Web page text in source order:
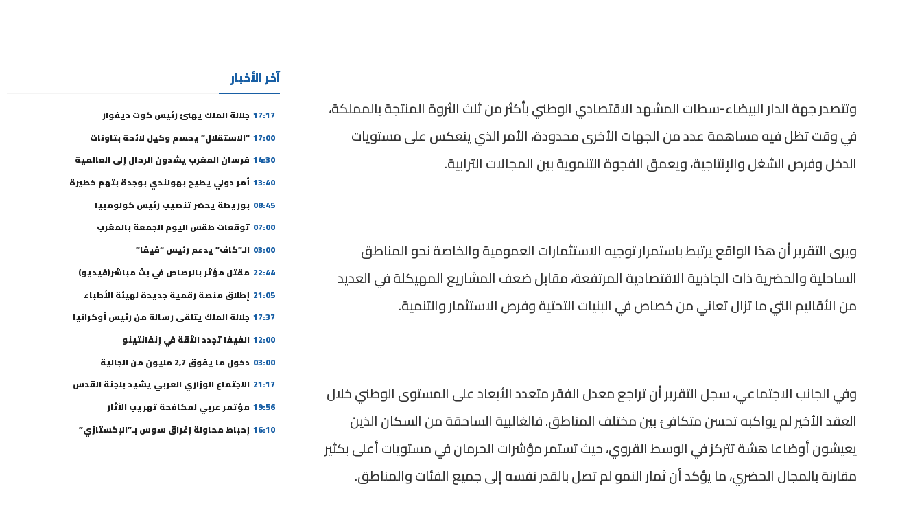
وتتصدر جهة الدار البيضاء-سطات المشهد الاقتصادي الوطني بأكثر من ثلث الثروة المنتجة بالمملكة،
في وقت تظل فيه مساهمة عدد من الجهات الأخرى محدودة، الأمر الذي ينعكس على مستويات
الدخل وفرص الشغل والإنتاجية، ويعمق الفجوة التنموية بين المجالات الترابية.
ويرى التقرير أن هذا الواقع يرتبط باستمرار توجيه الاستثمارات العمومية والخاصة نحو المناطق
الساحلية والحضرية ذات الجاذبية الاقتصادية المرتفعة، مقابل ضعف المشاريع المهيكلة في العديد
من الأقاليم التي ما تزال تعاني من خصاص في البنيات التحتية وفرص الاستثمار والتنمية.
وفي الجانب الاجتماعي، سجل التقرير أن تراجع معدل الفقر متعدد الأبعاد على المستوى الوطني خلال
العقد الأخير لم يواكبه تحسن متكافئ بين مختلف المناطق. فالغالبية الساحقة من السكان الذين
يعيشون أوضاعا هشة تتركز في الوسط القروي، حيث تستمر مؤشرات الحرمان في مستويات أعلى بكثير
مقارنة بالمجال الحضري، ما يؤكد أن ثمار النمو لم تصل بالقدر نفسه إلى جميع الفئات والمناطق.
آخر الأخبار
17:17 جلالة الملك يهنئ رئيس كوت ديفوار
17:00 “الاستقلال” يحسم وكيل لائحة بتاونات
14:30 فرسان المغرب يشدون الرحال إلى العالمية
13:40 أمر دولي يطيح بهولندي بوجدة بتهم خطيرة
08:45 بوريطة يحضر تنصيب رئيس كولومبيا
07:00 توقعات طقس اليوم الجمعة بالمغرب
03:00 الـ”كاف” يدعم رئيس “فيفا”
22:44 مقتل مؤثر بالرصاص في بث مباشر(فيديو)
21:05 إطلاق منصة رقمية جديدة لهيئة الأطباء
17:37 جلالة الملك يتلقى رسالة من رئيس أوكرانيا
12:00 الفيفا تجدد الثقة في إنفانتينو
03:00 دخول ما يفوق 2,7 مليون من الجالية
21:17 الاجتماع الوزاري العربي يشيد بلجنة القدس
19:56 مؤتمر عربي لمكافحة تهريب الآثار
16:10 إحباط محاولة إغراق سوس بـ”الإكستازي”